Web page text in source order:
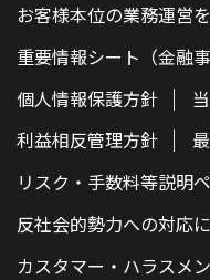
お客様本位の業務運営
重要情報シート（金融事
個人情報保護方針
利益相反管理方針
リスク・手数料等説明
反社会的勢力への対応
カスタマー・ハラスメ